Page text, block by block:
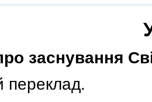
заснування